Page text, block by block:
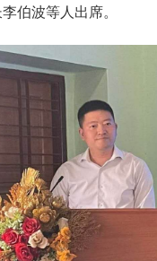
伯波等人出席。